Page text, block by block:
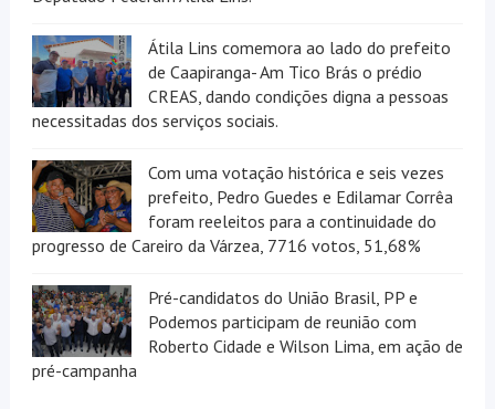
Átila Lins comemora ao lado do prefeito
de Caapiranga- Am Tico Brás o prédio
CREAS, dando condições digna a pessoas
necessitadas dos serviços sociais.
Com uma votação histórica e seis vezes
prefeito, Pedro Guedes e Edilamar Corrêa
foram reeleitos para a continuidade do
progresso de Careiro da Várzea, 7716 votos, 51,68%
Pré-candidatos do União Brasil, PP e
Podemos participam de reunião com
Roberto Cidade e Wilson Lima, em ação de
pré-campanha